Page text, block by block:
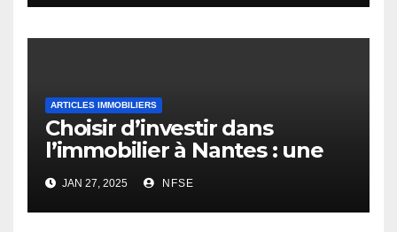
ARTICLES IMMOBILIERS
Choisir d’investir dans
l’immobilier à Nantes : une
opportunité rentable
JAN 27, 2025 NFSE